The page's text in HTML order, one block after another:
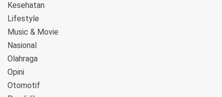
Kesehatan
Lifestyle
Music & Movie
Nasional
Olahraga
Opini
Otomotif